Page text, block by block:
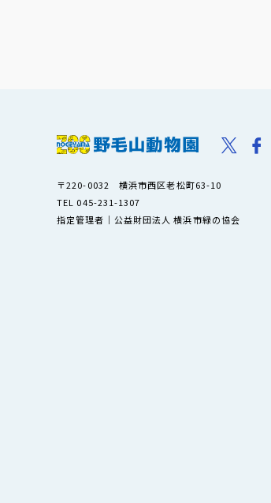
〒220-0032 横浜市西区老松町63-10
TEL 045-231-1307
指定管理者｜公益財団法人 横浜市緑の協会